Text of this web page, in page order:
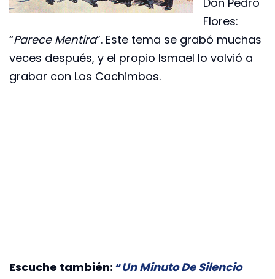
Flores:
“Parece Mentira”. Este tema se grabó muchas
veces después, y el propio Ismael lo volvió a
grabar con Los Cachimbos.
Escuche también: “Un Minuto De Silencio